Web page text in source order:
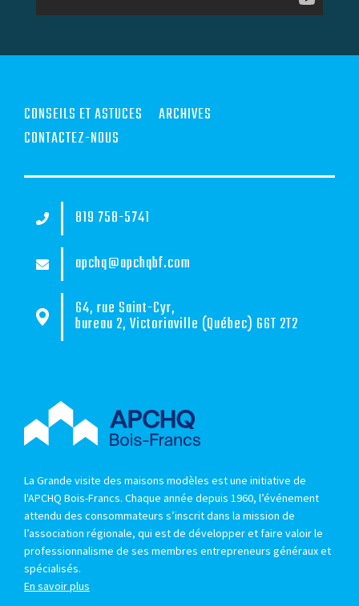
CONSEILS ET ASTUCES
ARCHIVES
CONTACTEZ-NOUS
819 758-5741
apchq@apchqbf.com
64, rue Saint-Cyr,
bureau 2, Victoriaville (Québec) G6T 2T2
La Grande visite des maisons modèles est une initiative de
l'APCHQ Bois-Francs. Chaque année depuis 1960, l’événement
attendu des consommateurs s’inscrit dans la mission de
l’association régionale, qui est de développer et faire valoir le
professionnalisme de ses membres entrepreneurs généraux et
spécialisés.
En savoir plus